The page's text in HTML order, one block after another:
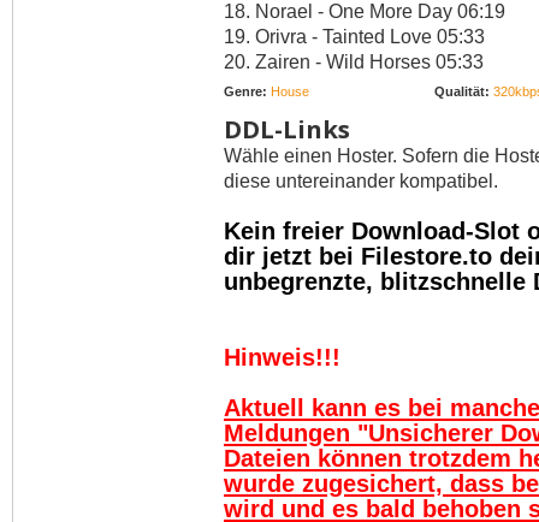
18. Norael - One More Day 06:19
19. Orivra - Tainted Love 05:33
20. Zairen - Wild Horses 05:33
Genre: House Qualität:
DDL-Links
Wähle einen Hoster. Sofern die
diese untereinander kompatibel.
Kein freier Download-Slot
dir jetzt bei Filestore.to
unbegrenzte, blitzschnelle
Hinweis!!!
Aktuell kann es bei
Meldungen "Unsicherer
Dateien können trotzdem
wurde zugesichert, dass
wird und es bald behoben